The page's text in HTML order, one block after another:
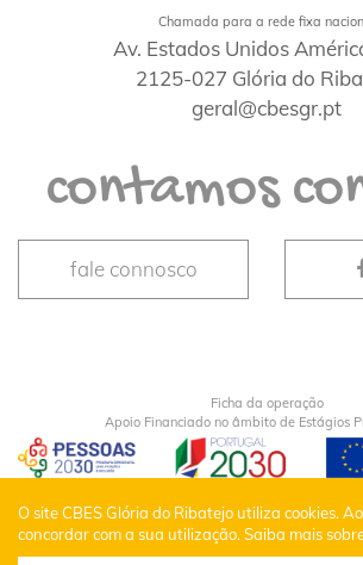
Chamada para a rede fixa
Av. Estados Unidos
2125-027 Glória do
geral@cbesgr.pt
contamos
fale connosco
Ficha da operação
Apoio Financiado no âmbito de Estágios
CBES Glória do Ribatejo ©
Reservados |Política de
O site CBES Glória do Ribatejo utiliza cookies.
concordar com a sua utilização. Saiba mais